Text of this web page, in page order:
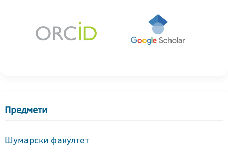
Предмети
Шумарски факултет